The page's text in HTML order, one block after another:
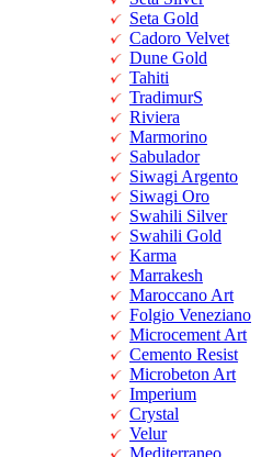
Seta Gold
Cadoro Velvet
Dune Gold
Tahiti
TradimurS
Riviera
Marmorino
Sabulador
Siwagi Argento
Siwagi Oro
Swahili Silver
Swahili Gold
Karma
Marrakesh
Maroccano Art
Folgio Veneziano
Microcement Art
Cemento Resist
Microbeton Art
Imperium
Crystal
Velur
Mediterraneo